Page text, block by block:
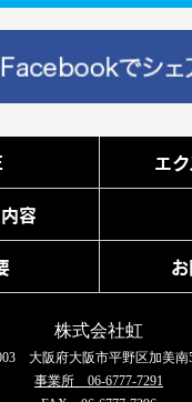
エ
容
株式会社虹
大阪府大阪市平野区加美南
事業所 06-6777-7291